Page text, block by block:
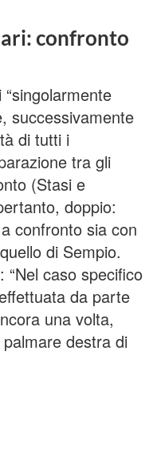
confronto
“singolarmente
successivamente
di tutti i
tra gli
(Stasi e
doppio:
confronto sia con
di Sempio.
“Nel caso specifico
da parte
una volta,
destra di